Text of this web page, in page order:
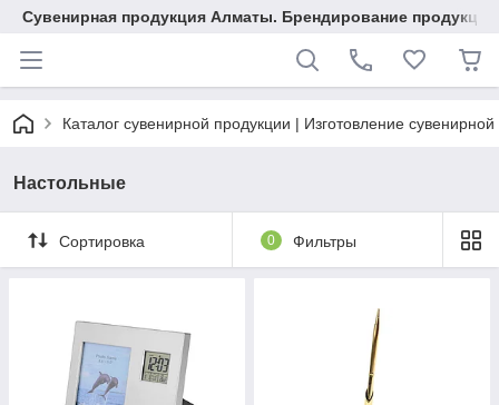
Сувенирная продукция Алматы. Брендирование
Каталог сувенирной продукции | Изготовление
Настольные
Сортировка 0 Фильтры